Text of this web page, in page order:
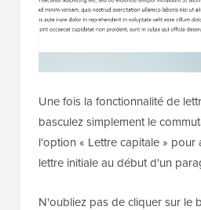
Une fois la fonctionnalité de
basculez simplement le
l'option « Lettre capitale »
lettre initiale au début d'un
N'oubliez pas de cliquer sur le